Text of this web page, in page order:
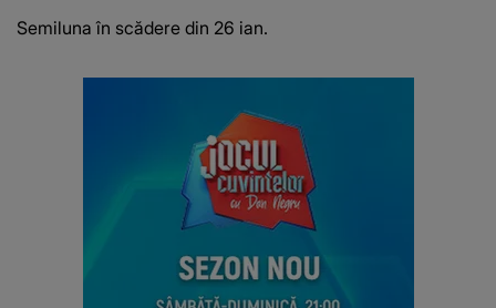
Semiluna în scădere din 26 ian.